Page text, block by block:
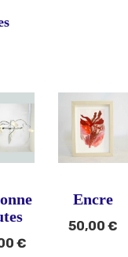
€
Encre
50,00 €